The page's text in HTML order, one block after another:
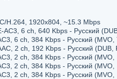
H.264, 1920x804, ~15.3 Мbps
AC3, 6 ch, 640 Kbps - Русский
6 ch, 384 Kbps - Русский (MVO,
2 ch, 192 Kbps - Русский (DUB,
2 ch, 384 Kbps - Русский
2 ch, 384 Kbps - Русский
2 ch, 384 Kbps - Русский